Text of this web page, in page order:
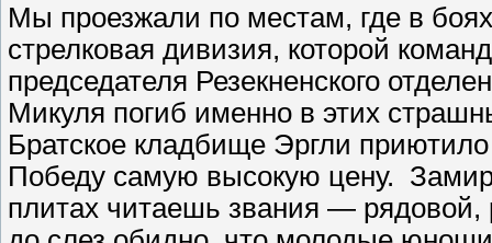
Мы проезжали по местам, где в
стрелковая дивизия, которой
председателя Резекненского
Микуля погиб именно в этих
Братское кладбище Эргли
Победу самую высокую цену.
плитах читаешь звания —